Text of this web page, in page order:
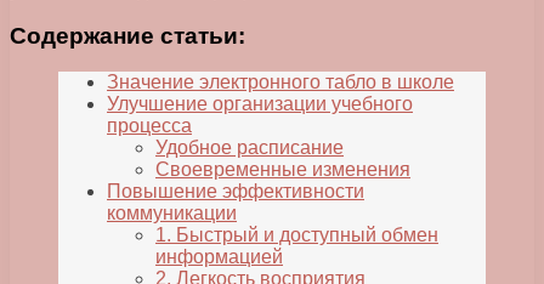
Содержание статьи:
Значение электронного табло в школе
Улучшение организации учебного
процесса
Удобное расписание
Своевременные изменения
Повышение эффективности
коммуникации
1. Быстрый и доступный обмен
информацией
2. Легкость восприятия